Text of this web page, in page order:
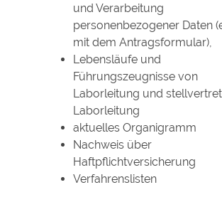
und Verarbeitung
personenbezogener Daten
mit dem Antragsformular),
Lebensläufe und
Führungszeugnisse von
Laborleitung und
Laborleitung
aktuelles Organigramm
Nachweis über
Haftpflichtversicherung
Verfahrenslisten